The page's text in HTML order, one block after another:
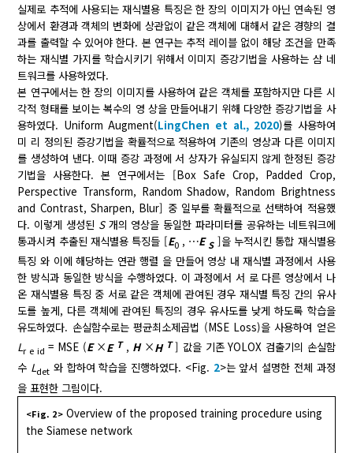
실제로 추적에 사용되는 재식별용 특징은 한 장의 이미지가 아닌 연속된 영
상에서 환경과 객체의 변화에 상관없이 같은 객체에 대해서 같은 경향의 결
과를 출력할 수 있어야 한다. 본 연구는 추적 레이블 없이 해당 조건을 만족
하는 재식별 가지를 학습시키기 위해서 이미지 증강기법을 사용하는 샴 네
트워크를 사용하였다.
본 연구에서는 한 장의 이미지를 사용하여 같은 객체를 포함하지만 다른 시
각적 형태를 보이는 복수의 영 상을 만들어내기 위해 다양한 증강기법을 사
용하였다. Uniform Augment(LingChen et al., 2020)를 사용하여
미 리 정의된 증강기법을 확률적으로 적용하여 기존의 영상과 다른 이미지
를 생성하여 낸다. 이때 증강 과정에 서 상자가 유실되지 않게 한정된 증강
기법을 사용한다. 본 연구에서는 [Box Safe Crop, Padded Crop,
Perspective Transform, Random Shadow, Random Brightness
and Contrast, Sharpen, Blur] 중 일부를 확률적으로 선택하여 적용했
다. 이렇게 생성된 S개의 영상을 동일한 파라미터를 공유하는 네트워크에
통과시켜 추출된 재식별용 특징들 [E0, ⋯ES]을 누적시킨 통합 재식별용
특징와 이에 해당하는 연관 행렬 을 만들어 영상 내 재식별 과정에서 사용
한 방식과 동일한 방식을 수행하였다. 이 과정에서 서 로 다른 영상에서 나
온 재식별용 특징 중 서로 같은 객체에 관여된 경우 재식별 특징 간의 유사
도를 높게, 다른 객체에 관여된 특징의 경우 유사도를 낮게 하도록 학습을
유도하였다. 손실함수로는 평균최소제곱법 (MSE Loss)을 사용하여 얻은
Lr e id = MSE (E×E T, H×H T] 값을 기존 YOLOX 검출기의 손실함
수 Ldet 와 합하여 학습을 진행하였다. <Fig. 2>는 앞서 설명한 전체 과정
을 표현한 그림이다.
<Fig. 2> Overview of the proposed training procedure using
the Siamese network